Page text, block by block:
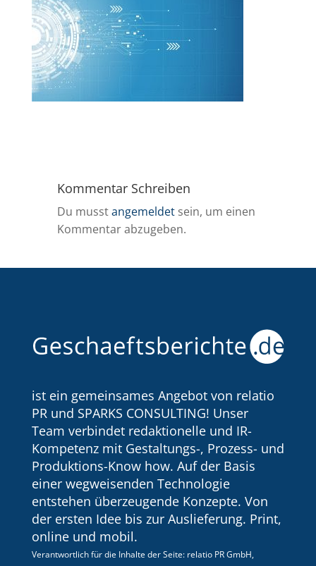
Kommentar Schreiben
Du musstangemeldetsein, um einen
Kommentar abzugeben.
ist ein gemeinsames Angebot von relatio
PR und SPARKS CONSULTING! Unser
Team verbindet redaktionelle und IR-
Kompetenz mit Gestaltungs-, Prozess- und
Produktions-Know how. Auf der Basis
einer wegweisenden Technologie
entstehen überzeugende Konzepte. Von
der ersten Idee bis zur Auslieferung. Print,
online und mobil.
Verantwortlich für die Inhalte der Seite: relatio PR GmbH,